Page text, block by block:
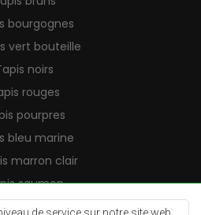
bourgognes
vert bouteille
noirs
rouges
pourpres
bleu marine
marron clair
saumon
crème